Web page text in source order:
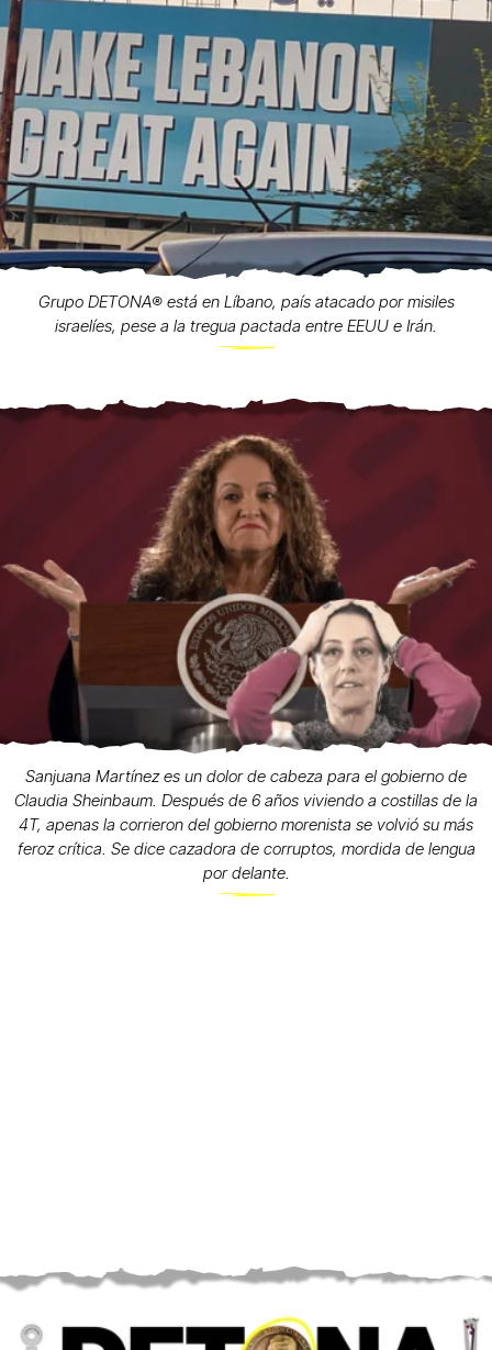
Grupo DETONA®️ está en Líbano, país atacado por misiles
israelíes, pese a la tregua pactada entre EEUU e Irán.
Sanjuana Martínez es un dolor de cabeza para el gobierno de
Claudia Sheinbaum. Después de 6 años viviendo a costillas de la
4T, apenas la corrieron del gobierno morenista se volvió su más
feroz crítica. Se dice cazadora de corruptos, mordida de lengua
por delante.